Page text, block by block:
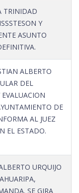
TRINIDAD
Y
ASUNTO
ALBERTO
DEL
DE
AL JUEZ
EL ESTADO.
URQUIJO
SE GIRA